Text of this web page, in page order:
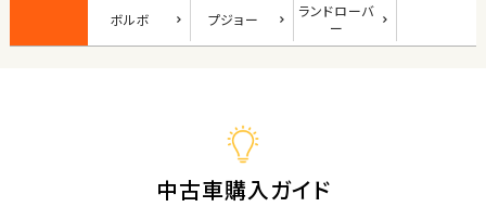
ロードスター
ホンダ
S660
ボルボ
プジョー ランドローバ
ー
中古車購入ガイド